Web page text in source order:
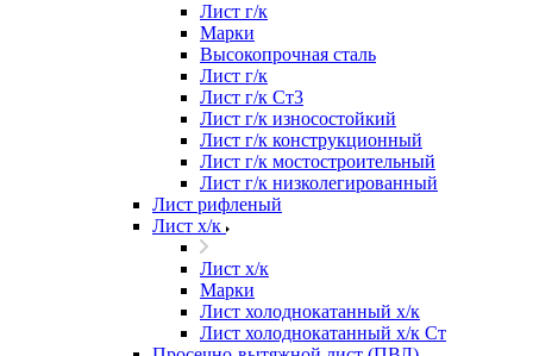
Лист г/к
Марки
Высокопрочная сталь
Лист г/к
Лист г/к Ст3
Лист г/к износостойкий
Лист г/к конструкционный
Лист г/к мостостроительный
Лист г/к низколегированный
Лист рифленый
Лист х/к
Лист х/к
Марки
Лист холоднокатанный х/к
Лист холоднокатанный х/к Ст